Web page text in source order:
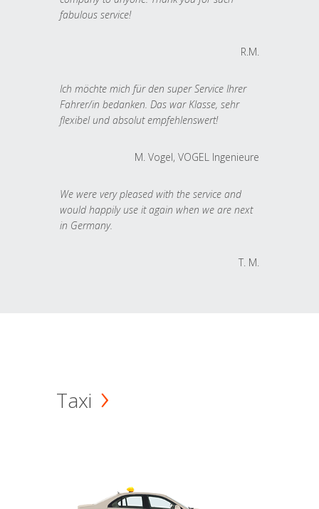
fabulous service!
R.M.
Ich möchte mich für den super Service Ihrer
Fahrer/in bedanken. Das war Klasse, sehr
flexibel und absolut empfehlenswert!
M. Vogel, VOGEL Ingenieure
We were very pleased with the service and
would happily use it again when we are next
in Germany.
T. M.
Taxi